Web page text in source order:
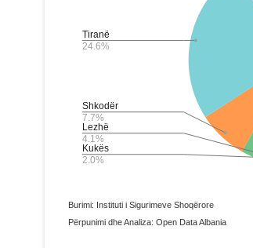
Burimi: Instituti i Sigurimeve Shoqërore
Përpunimi dhe Analiza: Open Data Albania